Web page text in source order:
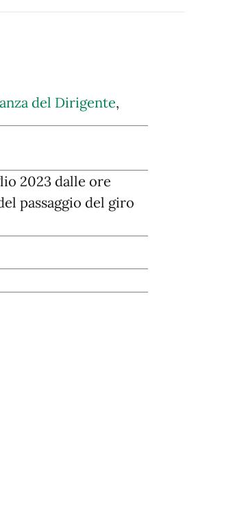
del Dirigente,
2023 dalle ore
passaggio del giro